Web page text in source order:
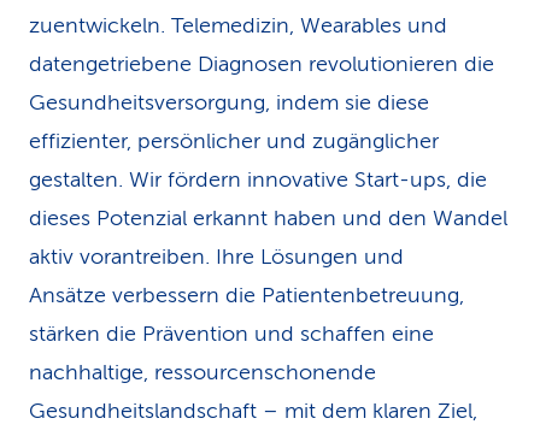
zu­ent­wickeln. Telemedizin, Wearables und
datengetriebene Diagnosen revolutionieren die
Gesundheitsversorgung, indem sie diese
effizienter, persönlicher und zugänglicher
gestalten. Wir fördern innovative Start-ups, die
dieses Potenzial erkannt haben und den Wandel
aktiv vorantreiben. Ihre Lösungen und
Ansätze verbessern die Patientenbetreuung,
stärken die Prävention und schaffen eine
nachhaltige, ressourcen­schonende
Gesundheits­landschaft – mit dem klaren Ziel,